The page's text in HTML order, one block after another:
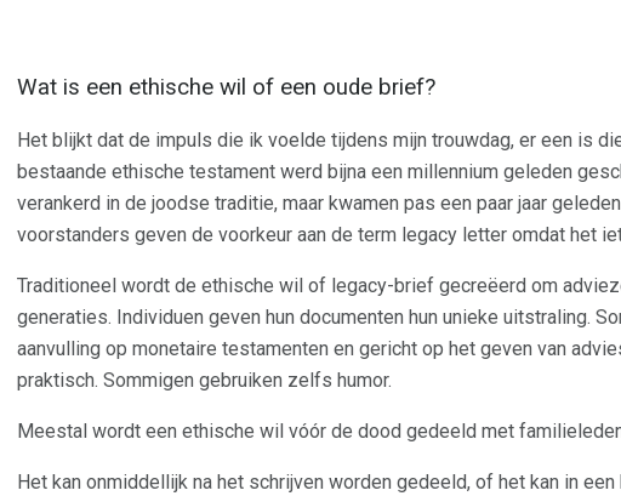
Wat is een ethische wil of een oude brief?
Het blijkt dat de impuls die ik voelde tijdens mijn trouwdag, er een is
bestaande ethische testament werd bijna een millennium geleden
verankerd in de joodse traditie, maar kwamen pas een paar jaar
voorstanders geven de voorkeur aan de term legacy letter omdat het
Traditioneel wordt de ethische wil of legacy-brief gecreëerd om
generaties. Individuen geven hun documenten hun unieke uitstraling.
aanvulling op monetaire testamenten en gericht op het geven van
praktisch. Sommigen gebruiken zelfs humor.
Meestal wordt een ethische wil vóór de dood gedeeld met
Het kan onmiddellijk na het schrijven worden gedeeld, of het kan in